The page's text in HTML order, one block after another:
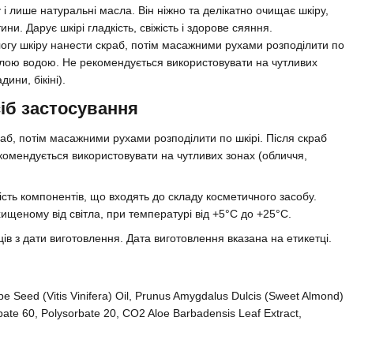
лише натуральні масла. Він ніжно та делікатно очищає шкіру,
Дарує шкірі гладкість, свіжість і здорове сяяння.
шкіру нанести скраб, потім масажними рухами розподілити по
водою. Не рекомендується використовувати на чутливих
бікіні).
застосування
потім масажними рухами розподілити по шкірі. Після скраб
використовувати на чутливих зонах (обличчя,
компонентів, що входять до складу косметичного засобу.
від світла, при температурі від +5°C до +25°C.
з дати виготовлення. Дата виготовлення вказана на етикетці.
Seed (Vitis Vinifera) Oil, Prunus Amygdalus Dulcis (Sweet Almond)
60, Polysorbate 20, CO2 Aloe Barbadensis Leaf Extract,